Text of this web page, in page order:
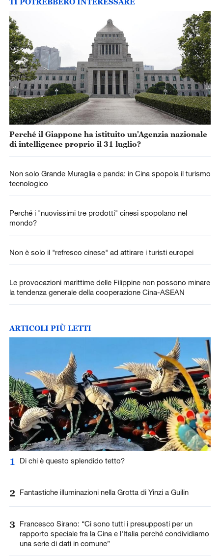
Perché il Giappone ha istituito un'Agenzia nazionale
di intelligence proprio il 31 luglio?
Non solo Grande Muraglia e panda: in Cina spopola il turismo
tecnologico
Perché i "nuovissimi tre prodotti" cinesi spopolano nel
mondo?
Non è solo il "refresco cinese" ad attirare i turisti europei
Le provocazioni marittime delle Filippine non possono minare
la tendenza generale della cooperazione Cina-ASEAN
ARTICOLI PIÙ LETTI
1 Di chi è questo splendido tetto?
2 Fantastiche illuminazioni nella Grotta di Yinzi a Guilin
3 Francesco Sirano: “Ci sono tutti i presupposti per un
rapporto speciale fra la Cina e l'Italia perché condividiamo
una serie di dati in comune”